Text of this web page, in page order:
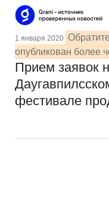
1 января 2020
опубликован более
Прием заявок
фестивале